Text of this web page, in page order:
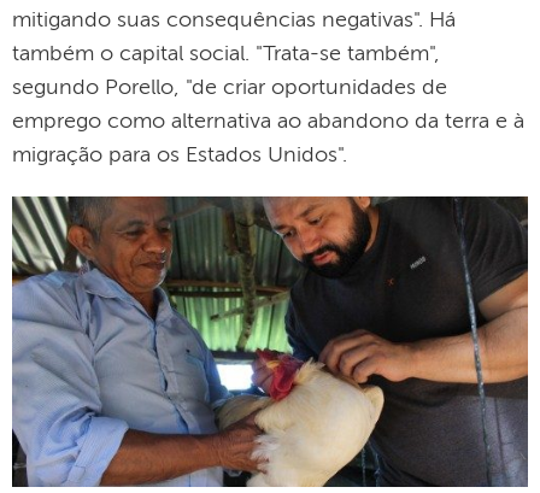
mitigando suas consequências negativas". Há
também o capital social. "Trata-se também",
segundo Porello, "de criar oportunidades de
emprego como alternativa ao abandono da terra e à
migração para os Estados Unidos".